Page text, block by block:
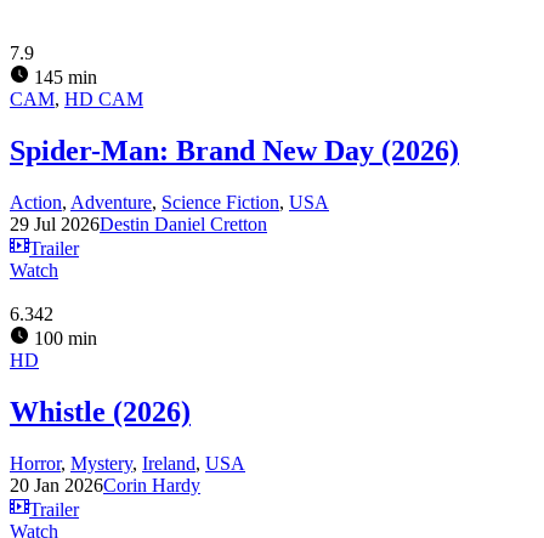
7.9
145 min
CAM, HD CAM
Spider-Man: Brand New Day (2026)
Action, Adventure, Science Fiction, USA
29 Jul 2026Destin Daniel Cretton
Trailer
Watch
6.342
100 min
HD
Whistle (2026)
Horror, Mystery, Ireland, USA
20 Jan 2026Corin Hardy
Trailer
Watch